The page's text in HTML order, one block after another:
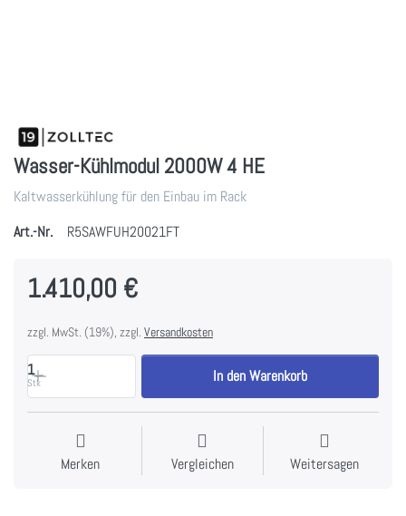
Wasser-Kühlmodul 2000W 4 HE
Kaltwasserkühlung für den Einbau im Rack
Art.-Nr.
R5SAWFUH20021FT
1.410,00 €
zzgl. MwSt. (19%), zzgl. Versandkosten
1
Stk In den Warenkorb
Merken Vergleichen Weitersagen